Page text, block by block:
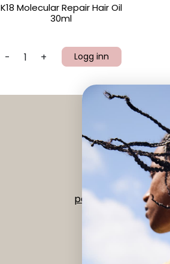
K18 Molecular Repair Hair Oil
30ml
- + Logg inn
Instagram|
Org nr 992
post@verdant.no-